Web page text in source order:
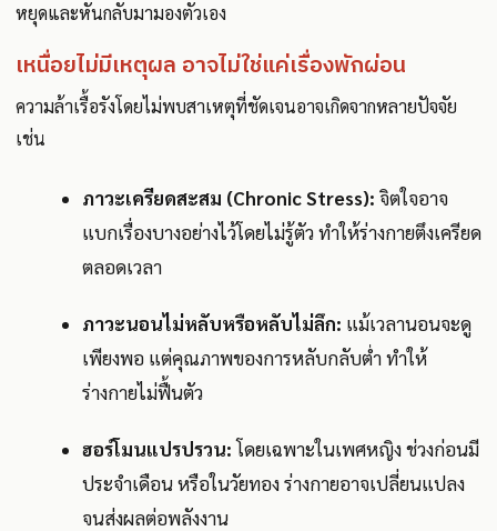
หยุดและหันกลับมามองตัวเอง
เหนื่อยไม่มีเหตุผล อาจไม่ใช่แค่เรื่องพักผ่อน
ความล้าเรื้อรังโดยไม่พบสาเหตุที่ชัดเจนอาจเกิดจากหลายปัจจัย
เช่น
ภาวะเครียดสะสม (Chronic Stress): จิตใจอาจ
แบกเรื่องบางอย่างไว้โดยไม่รู้ตัว ทำให้ร่างกายตึงเครียด
ตลอดเวลา
ภาวะนอนไม่หลับหรือหลับไม่ลึก: แม้เวลานอนจะดู
เพียงพอ แต่คุณภาพของการหลับกลับต่ำ ทำให้
ร่างกายไม่ฟื้นตัว
ฮอร์โมนแปรปรวน:โดยเฉพาะในเพศหญิง ช่วงก่อนมี
ประจำเดือน หรือในวัยทอง ร่างกายอาจเปลี่ยนแปลง
จนส่งผลต่อพลังงาน